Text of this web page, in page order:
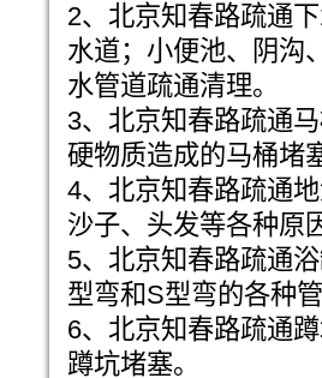
2、北京知春路疏通
水道；小便池、阴沟
水管道疏通清理。
3、北京知春路疏通
硬物质造成的马桶堵
4、北京知春路疏通
沙子、头发等各种原
5、北京知春路疏通
型弯和S型弯的各种管
6、北京知春路疏通
蹲坑堵塞。